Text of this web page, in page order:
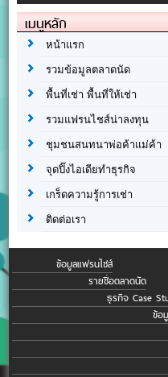
เมนูหลัก
หน้าแรก
รวมข้อมูลตลาดนัด
พื้นที่เช่า พื้นที่ให้เช่า
รวมแฟรนไชส์น่าลงทุน
ชุมชนสนทนาพ่อค้าแม่ค้า
จุดปิ๊งไอเดียทำธุรกิจ
เกร็ดความรู้การเช่า
ติดต่อเรา
ข้อมูลแฟรนไชส์
รายชื่อตลาดนัด
ธุรกิจ Case
ข้อ